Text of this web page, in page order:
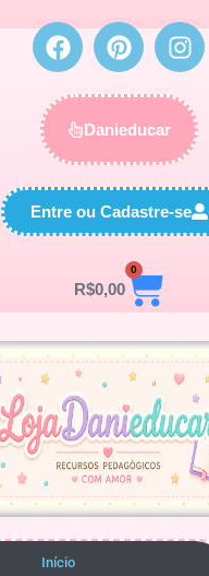
Danieducar
Entre ou Cadastre-se
R$0,00
0
Início